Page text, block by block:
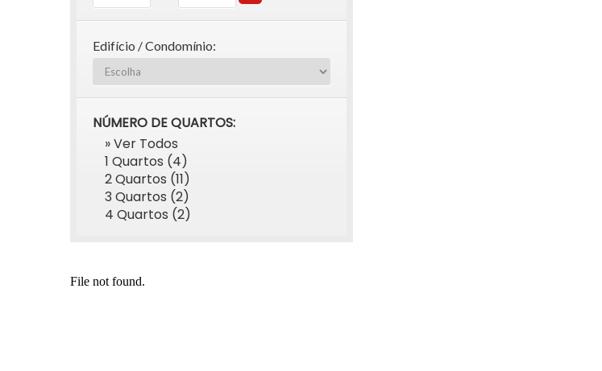
Edifício / Condomínio:
NÚMERO DE QUARTOS:
» Ver Todos
1 Quartos (4)
2 Quartos (11)
3 Quartos (2)
4 Quartos (2)